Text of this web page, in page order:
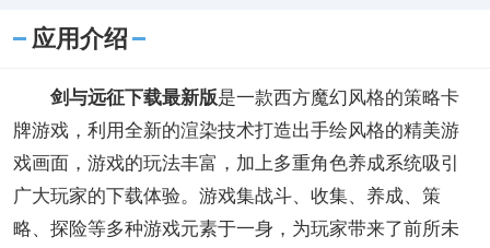
应用介绍
剑与远征下载最新版是一款西方魔幻风格的策略卡
牌游戏，利用全新的渲染技术打造出手绘风格的精美游
戏画面，游戏的玩法丰富，加上多重角色养成系统吸引
广大玩家的下载体验。游戏集战斗、收集、养成、策
略、探险等多种游戏元素于一身，为玩家带来了前所未